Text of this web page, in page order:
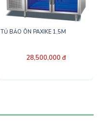
TỦ BẢO ÔN PAXIKE 1,5M
28,500,000 đ